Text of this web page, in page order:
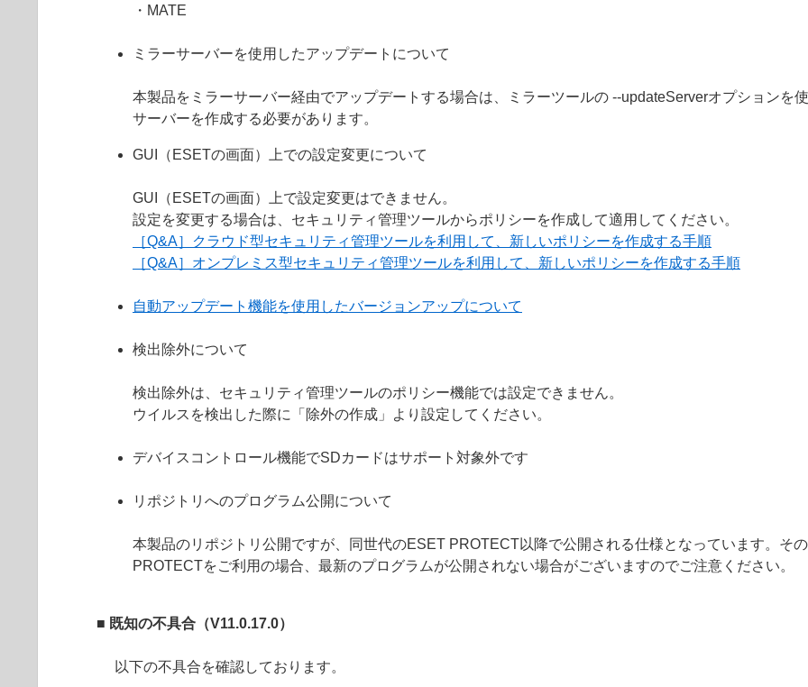
・MATE
ミラーサーバーを使用したアップデートについて
本製品をミラーサーバー経由でアップデートする場合は、ミラーツールの --updateServerオプションを
サーバーを作成する必要があります。
GUI（ESETの画面）上での設定変更について
GUI（ESETの画面）上で設定変更はできません。
設定を変更する場合は、セキュリティ管理ツールからポリシーを作成して適用してください。
［Q&A］クラウド型セキュリティ管理ツールを利用して、新しいポリシーを作成する手順
［Q&A］オンプレミス型セキュリティ管理ツールを利用して、新しいポリシーを作成する手順
自動アップデート機能を使用したバージョンアップについて
検出除外について
検出除外は、セキュリティ管理ツールのポリシー機能では設定できません。
ウイルスを検出した際に「除外の作成」より設定してください。
デバイスコントロール機能でSDカードはサポート対象外です
リポジトリへのプログラム公開について
本製品のリポジトリ公開ですが、同世代のESET PROTECT以降で公開される仕様となっています。そ
PROTECTをご利用の場合、最新のプログラムが公開されない場合がございますのでご注意ください。
■ 既知の不具合（V11.0.17.0）
以下の不具合を確認しております。